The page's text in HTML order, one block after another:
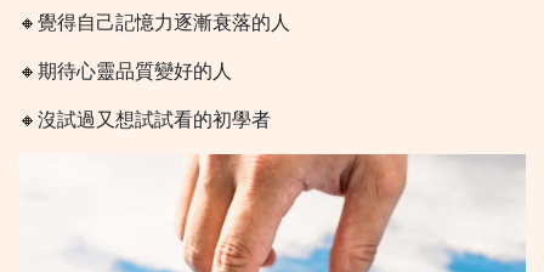
🔸覺得自己記憶力逐漸衰落的人
🔸期待心靈品質變好的人
🔸沒試過又想試試看的初學者